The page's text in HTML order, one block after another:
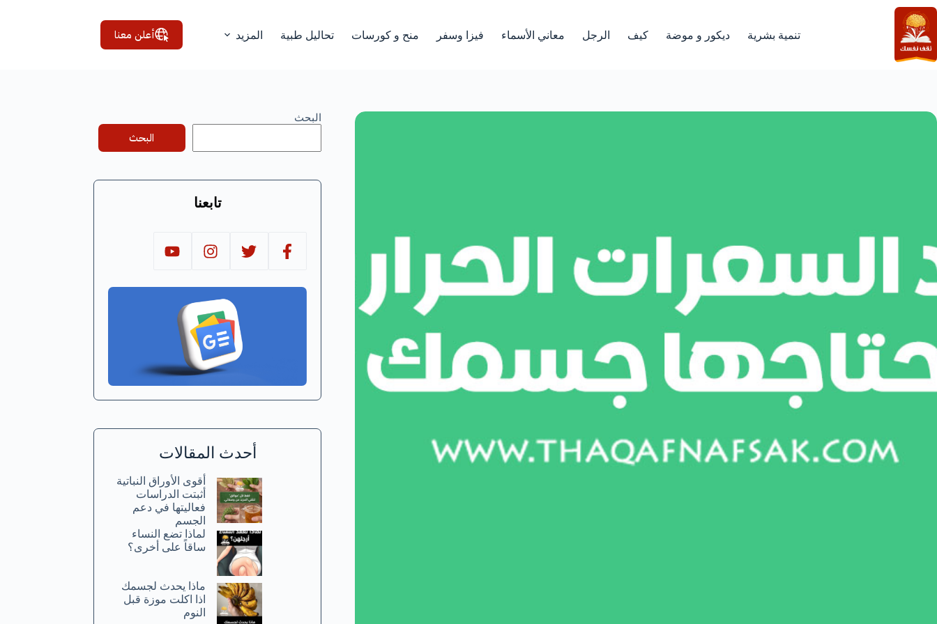
التجاوز
إلى
المحتوى
تنمية بشرية ديكور و موضة كيف الرجل معاني الأسماء فيزا وسفر منح و كورسات تحاليل طبية المزيد أعلن معنا
البحث
البحث
تابعنا
أحدث المقالات
أقوى الأوراق النباتية
أثبتت الدراسات
فعاليتها في دعم
الجسم
لماذا تضع النساء
ساقاً على أخرى؟
ماذا يحدث لجسمك
اذا اكلت موزة قبل
النوم